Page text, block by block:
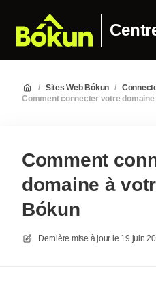
/ Sites Web Bókun /
Comment connecter votre
Comment
domaine à
Bókun
Dernière mise à jour le 19 juin